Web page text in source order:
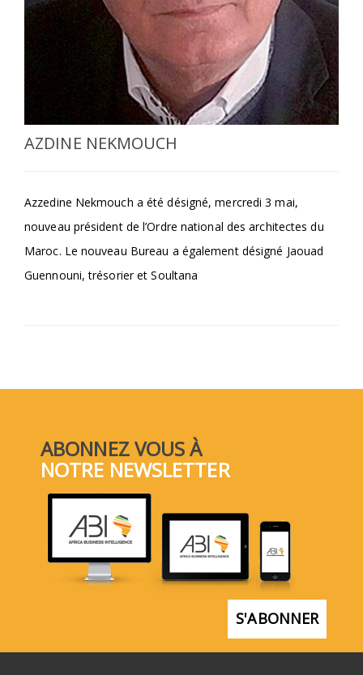
AZDINE NEKMOUCH
Azzedine Nekmouch a été désigné, mercredi 3 mai,
nouveau président de l’Ordre national des architectes du
Maroc. Le nouveau Bureau a également désigné Jaouad
Guennouni, trésorier et Soultana
ABONNEZ VOUS À
NOTRE NEWSLETTER
S'ABONNER